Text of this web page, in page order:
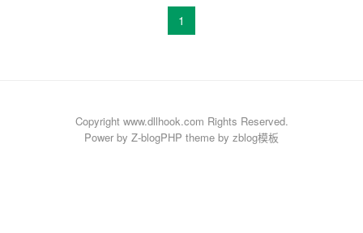
1
Copyright www.dllhook.com Rights Reserved.
Power by Z-blogPHP theme by zblog模板